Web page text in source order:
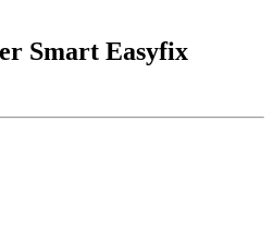
Smart Easyfix